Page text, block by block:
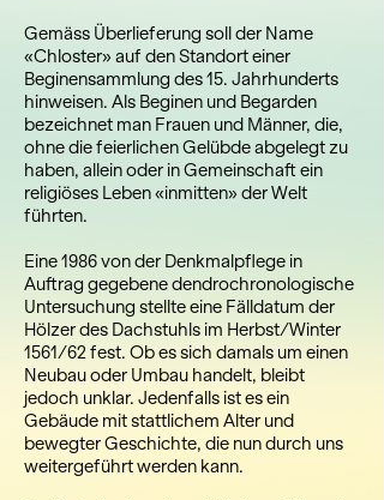
Gemäss Überlieferung soll der Name
«Chloster» auf den Standort einer
Beginensammlung des 15. Jahrhunderts
hinweisen. Als Beginen und Begarden
bezeichnet man Frauen und Männer, die,
ohne die feierlichen Gelübde abgelegt zu
haben, allein oder in Gemeinschaft ein
religiöses Leben «inmitten» der Welt
führten.
Eine 1986 von der Denkmalpflege in
Auftrag gegebene dendrochronologische
Untersuchung stellte eine Fälldatum der
Hölzer des Dachstuhls im Herbst/Winter
1561/62 fest. Ob es sich damals um einen
Neubau oder Umbau handelt, bleibt
jedoch unklar. Jedenfalls ist es ein
Gebäude mit stattlichem Alter und
bewegter Geschichte, die nun durch uns
weitergeführt werden kann.